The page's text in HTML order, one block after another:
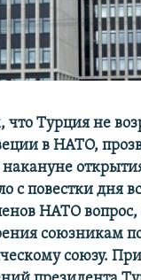
что Турция не
в НАТО,
накануне
с повестки дня
НАТО
союзникам
союзу.